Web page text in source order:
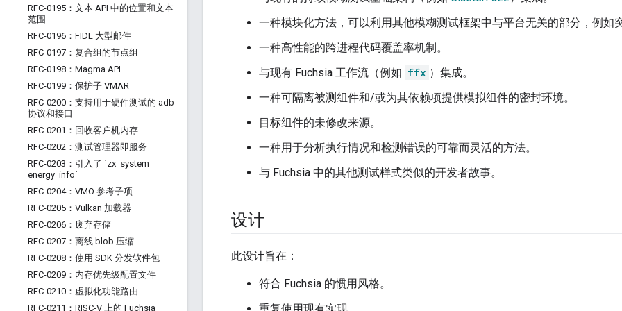
RFC-0195：文本 API 中的位置和文本
范围
RFC-0196：FIDL 大型邮件
RFC-0197：复合组的节点组
RFC-0198：Magma API
RFC-0199：保护子 VMAR
RFC-0200：支持用于硬件测试的 adb
协议和接口
RFC-0201：回收客户机内存
RFC-0202：测试管理器即服务
RFC-0203：引入了 `zx system
energy info`
RFC-0204：VMO 参考子项
RFC-0205：Vulkan 加载器
RFC-0206：废弃存储
RFC-0207：离线 blob 压缩
RFC-0208：使用 SDK 分发软件包
RFC-0209：内存优先级配置文件
RFC-0210：虚拟化功能路由
RFC-0211：RISC-V 上的 Fuchsia
一种模块化方法，可以利用其他模糊测试框架中与平台无关的部分，例如
一种高性能的跨进程代码覆盖率机制。
与现有 Fuchsia 工作流（例如 ffx ）集成。
一种可隔离被测组件和/或为其依赖项提供模拟组件的密封环境。
目标组件的未修改来源。
一种用于分析执行情况和检测错误的可靠而灵活的方法。
与 Fuchsia 中的其他测试样式类似的开发者故事。
设计
此设计旨在：
符合 Fuchsia 的惯用风格。